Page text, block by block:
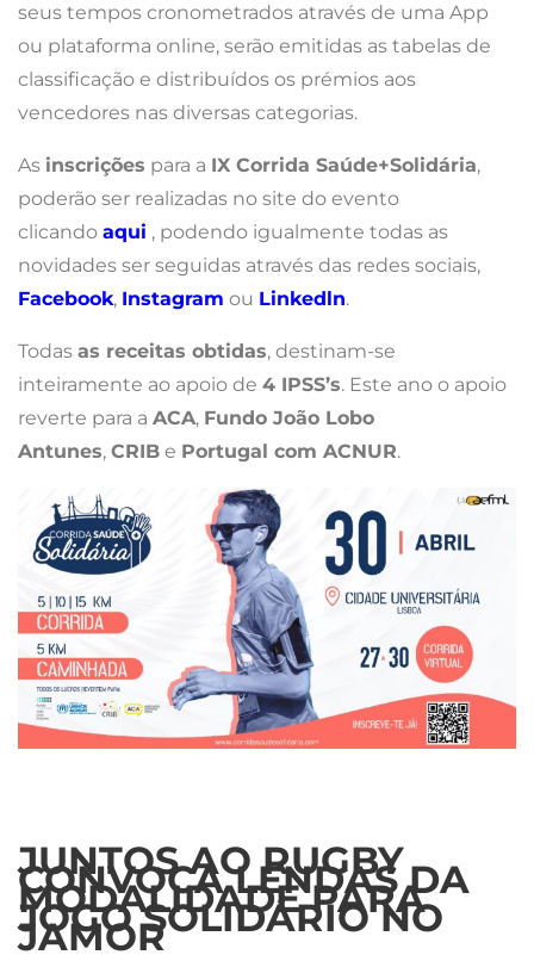
seus tempos cronometrados através de uma App
ou plataforma online, serão emitidas as tabelas de
classificação e distribuídos os prémios aos
vencedores nas diversas categorias.
As inscrições para a IX Corrida Saúde+Solidária,
poderão ser realizadas no site do evento
clicando aqui , podendo igualmente todas as
novidades ser seguidas através das redes sociais,
Facebook, Instagram ou Linkedln.
Todas as receitas obtidas, destinam-se
inteiramente ao apoio de 4 IPSS’s. Este ano o apoio
reverte para a ACA, Fundo João Lobo
Antunes, CRIB e Portugal com ACNUR.
JUNTOS AO RUGBY
CONVOCA LENDAS DA
MODALIDADE PARA
JOGO SOLIDÁRIO NO
JAMOR